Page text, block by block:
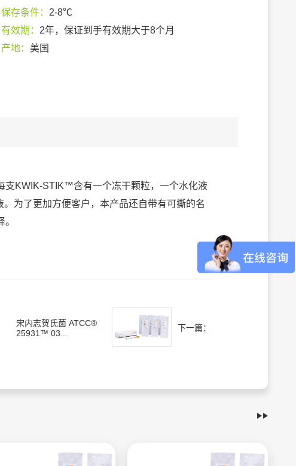
保存条件： 2-8℃
有效期： 2年，保证到手有效期大于8个月
产地： 美国
支KWIK-STIK™含有一个冻干颗粒，一个水化液
为了更加方便客户，本产品还自带有可撕的名
宋内志贺氏菌 ATCC®
25931™ 03...
下一篇：